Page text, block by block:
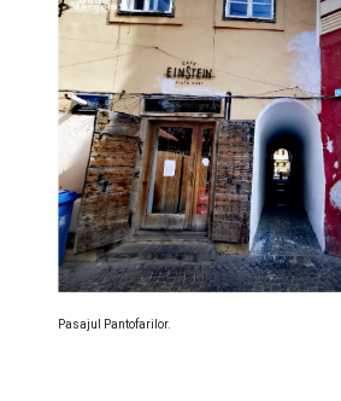
Pasajul Pantofarilor.